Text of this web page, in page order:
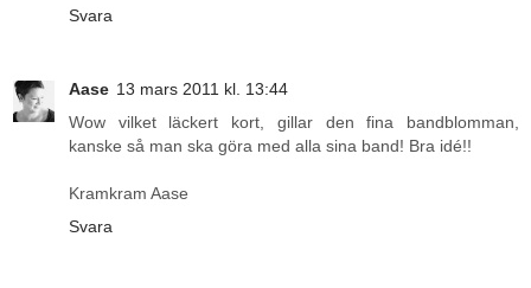
Svara
Aase 13 mars 2011 kl. 13:44
Wow vilket läckert kort, gillar den fina bandblomman,
kanske så man ska göra med alla sina band! Bra idé!!
Kramkram Aase
Svara